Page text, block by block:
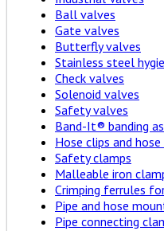
Ball valves
Gate valves
Butterfly valves
Stainless steel
Check valves
Solenoid valves
Safety valves
Band-It® banding
Hose clips and
Safety clamps
Malleable iron
Crimping ferrules
Pipe and hose
Pipe connecting